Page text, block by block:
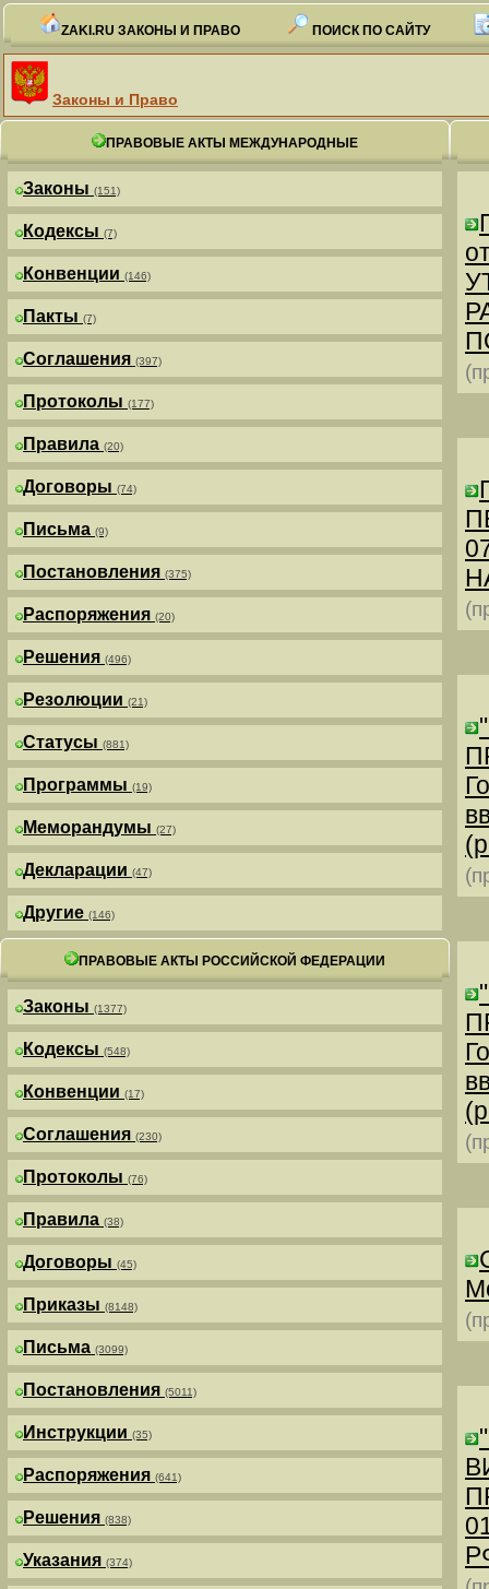
ZAKI.RU ЗАКОНЫ И ПРАВО ПОИСК ПО САЙТУ
Законы и Право
ПРАВОВЫЕ АКТЫ МЕЖДУНАРОДНЫЕ
Законы (151)
Кодексы (7)
Конвенции (146)
Пакты (7)
Соглашения (397)
Протоколы (177)
Правила (20)
Договоры (74)
Письма (9)
Постановления (375)
Распоряжения (20)
Решения (496)
Резолюции (21)
Статусы (881)
Программы (19)
Меморандумы (27)
Декларации (47)
Другие (146)
ПРАВОВЫЕ АКТЫ РОССИЙСКОЙ ФЕДЕРАЦИИ
Законы (1377)
Кодексы (548)
Конвенции (17)
Соглашения (230)
Протоколы (76)
Правила (38)
Договоры (45)
Приказы (8148)
Письма (3099)
Постановления (5011)
Инструкции (35)
Распоряжения (641)
Решения (838)
Указания (374)